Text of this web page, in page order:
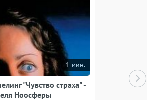
1 мин.
"Чувство страха" -
Ноосферы